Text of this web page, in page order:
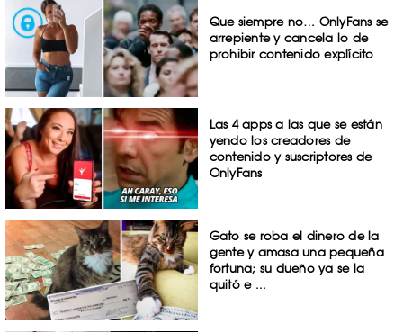
Que siempre no… OnlyFans se
arrepiente y cancela lo de
prohibir contenido explícito
Las 4 apps a las que se están
yendo los creadores de
contenido y suscriptores de
OnlyFans
Gato se roba el dinero de la
gente y amasa una pequeña
fortuna; su dueño ya se la
quitó e ...